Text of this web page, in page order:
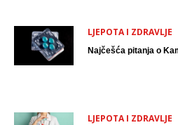
LJEPOTA I ZDRAVLJE
Najčešća pitanja o
LJEPOTA I ZDRAVLJE